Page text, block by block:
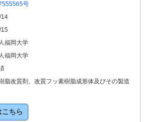
号
14
福岡大学
福岡大学
脂改質剤、改質フッ素樹脂成形体及びその製造
こちら